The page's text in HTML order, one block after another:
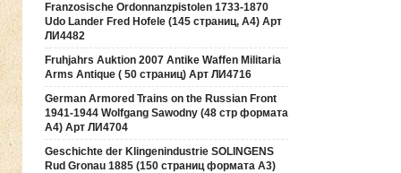
Franzosische Ordonnanzpistolen 1733-1870
Udo Lander Fred Hofele (145 страниц, А4) Арт
ЛИ4482
Fruhjahrs Auktion 2007 Antike Waffen Militaria
Arms Antique ( 50 страниц) Арт ЛИ4716
German Armored Trains on the Russian Front
1941-1944 Wolfgang Sawodny (48 стр формата
А4) Арт ЛИ4704
Geschichte der Klingenindustrie SOLINGENS
Rud Gronau 1885 (150 страниц формата А3)